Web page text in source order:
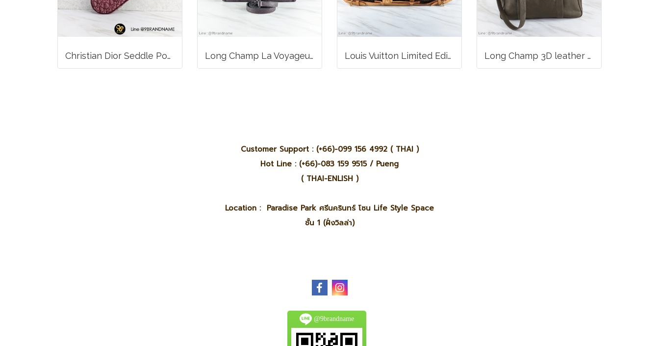
Christian Dior Seddle Pouch Accessory Hand Bag Long Champ La Voyageuse Bag Leather Louis Vuitton Limited Edition Monogram Canvas Sofia Coppola SC Bag Long Champ 3D leather handbag
Customer Support : (+66)-099 156 4992 ( THAI )
Hot Line : (+66)-083 159 9515 / Pueng
( THAI-ENLISH )
Location : Paradise Park ศรีนครินทร์ โซน Life Style Space
ชั้น 1 (ฝั่งวิลล่า)
@9brandname